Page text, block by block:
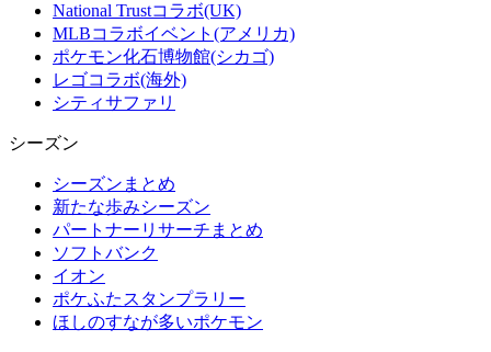
National Trustコラボ(UK)
MLBコラボイベント(アメリカ)
ポケモン化石博物館(シカゴ)
レゴコラボ(海外)
シティサファリ
シーズン
シーズンまとめ
新たな歩みシーズン
パートナーリサーチまとめ
ソフトバンク
イオン
ポケふたスタンプラリー
ほしのすなが多いポケモン